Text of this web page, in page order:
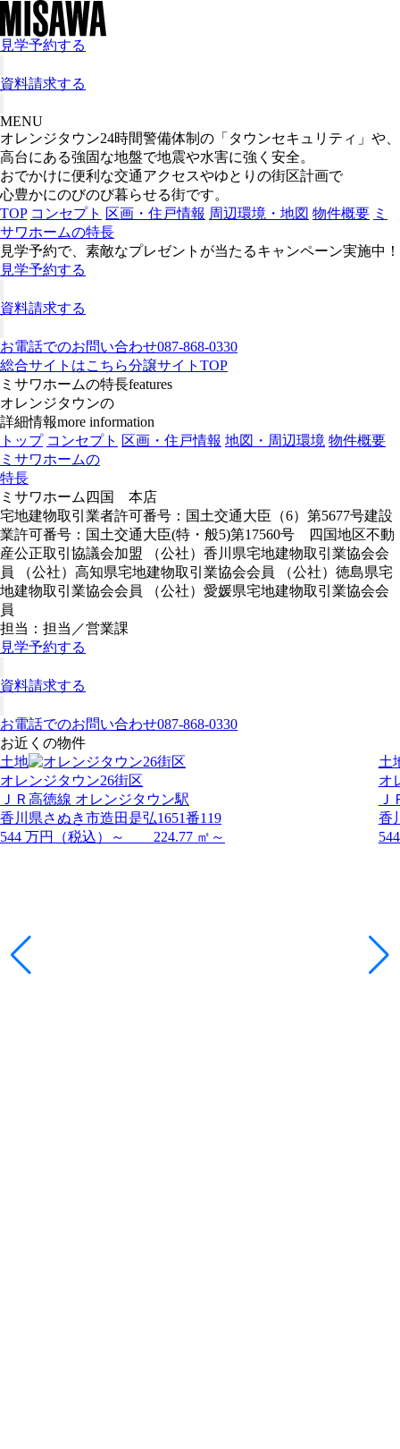
見学予約する
資料請求する
MENU
オレンジタウン24時間警備体制の「タウンセキュリティ」や、
高台にある強固な地盤で地震や水害に強く安全。
おでかけに便利な交通アクセスやゆとりの街区計画で
心豊かにのびのび暮らせる街です。
TOP コンセプト 区画・住戸情報 周辺環境・地図 物件概要 ミ
サワホームの特長
見学予約で、素敵なプレゼントが当たるキャンペーン実施中！
見学予約する
資料請求する
お電話でのお問い合わせ087-868-0330
総合サイトはこちら分譲サイトTOP
ミサワホームの特長features
オレンジタウンの
詳細情報more information
トップ コンセプト 区画・住戸情報 地図・周辺環境 物件概要
ミサワホームの
特長
ミサワホーム四国 本店
宅地建物取引業者許可番号：国土交通大臣（6）第5677号建設
業許可番号：国土交通大臣(特・般5)第17560号 四国地区不動
産公正取引協議会加盟 （公社）香川県宅地建物取引業協会会
員 （公社）高知県宅地建物取引業協会会員 （公社）徳島県宅
地建物取引業協会会員 （公社）愛媛県宅地建物取引業協会会
員
担当：担当／営業課
見学予約する
資料請求する
お電話でのお問い合わせ087-868-0330
お近くの物件
土地
オレンジタウン26街区
ＪＲ高徳線 オレンジタウン駅
香川県さぬき市造田是弘1651番119
544 万円（税込）～ 224.77 ㎡～
土
オ
香